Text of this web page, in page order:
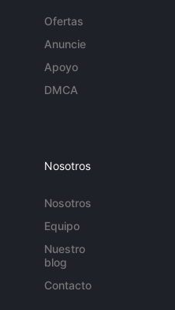
Ofertas
Anuncie
Apoyo
DMCA
Nosotros
Nosotros
Equipo
Nuestro
blog
Contacto